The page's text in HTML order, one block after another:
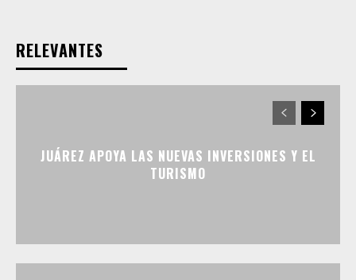
RELEVANTES
JUÁREZ APOYA LAS NUEVAS INVERSIONES Y EL
TURISMO